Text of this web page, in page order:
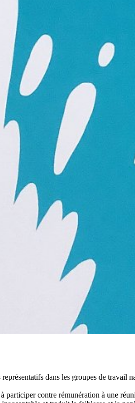
dans les groupes de
participer contre rémunération à une